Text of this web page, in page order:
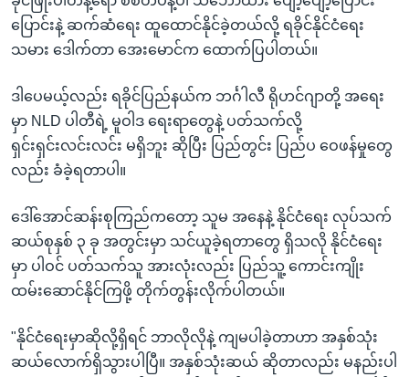
ပြောင်းနဲ့ ဆက်ဆံရေး ထူထောင်နိုင်ခဲ့တယ်လို့ ရခိုင်နိုင်ငံရေး
သမား ဒေါက်တာ အေးမောင်က ထောက်ပြပါတယ်။
ဒါပေမယ့်လည်း ရခိုင်ပြည်နယ်က ဘင်္ဂါလီ ရိုဟင်ဂျာတို့ အရေး
မှာ NLD ပါတီရဲ့ မူဝါဒ ရေးရာတွေနဲ့ ပတ်သက်လို့
ရှင်းရှင်းလင်းလင်း မရှိဘူး ဆိုပြီး ပြည်တွင်း ပြည်ပ ဝေဖန်မှုတွေ
လည်း ခံခဲ့ရတာပါ။
ဒေါ်အောင်ဆန်းစုကြည်ကတော့ သူမ အနေနဲ့ နိုင်ငံရေး လုပ်သက်
ဆယ်စုနှစ် ၃ ခု အတွင်းမှာ သင်ယူခဲ့ရတာတွေ ရှိသလို နိုင်ငံရေး
မှာ ပါဝင် ပတ်သက်သူ အားလုံးလည်း ပြည်သူ့ ကောင်းကျိုး
ထမ်းဆောင်နိုင်ကြဖို့ တိုက်တွန်းလိုက်ပါတယ်။
"နိုင်ငံရေးမှာဆိုလို့ရှိရင် ဘာလိုလိုနဲ့ ကျမပါခဲ့တာဟာ အနှစ်သုံး
ဆယ်လောက်ရှိသွားပါပြီ။ အနှစ်သုံးဆယ် ဆိုတာလည်း မနည်းပါ